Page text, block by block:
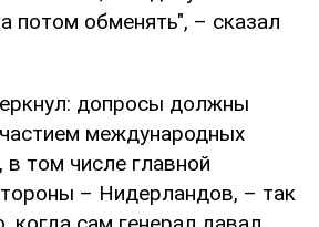
потом обменять", – сказал
допросы должны
международных
в том числе главной
– Нидерландов, – так